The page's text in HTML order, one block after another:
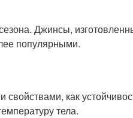
Джинсы,
популярными.
как
тела.